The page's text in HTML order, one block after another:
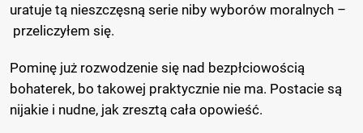
uratuje tą nieszczęsną serie niby wyborów moralnych –
przeliczyłem się.
Pominę już rozwodzenie się nad bezpłciowością
bohaterek, bo takowej praktycznie nie ma. Postacie są
nijakie i nudne, jak zresztą cała opowieść.